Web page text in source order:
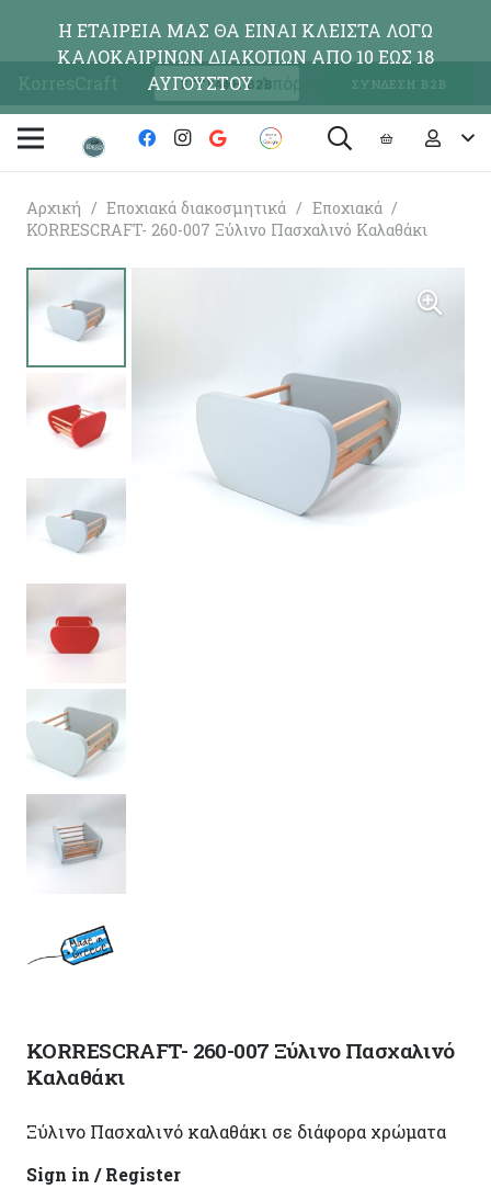
KorresCraft ΕΓΓΡΑΦΗ Β2Β ΣΥΝΔΕΣΗ Β2Β
Αρχική / Εποχιακά διακοσμητικά / Εποχιακά /
KORRESCRAFT- 260-007 Ξύλινο Πασχαλινό Καλαθάκι
KORRESCRAFT- 260-007 Ξύλινο Πασχαλινό
Καλαθάκι
Ξύλινο Πασχαλινό καλαθάκι σε διάφορα χρώματα
Sign in / Register
Η ΕΤΑΙΡΕΙΑ ΜΑΣ ΘΑ ΕΙΝΑΙ ΚΛΕΙΣΤΑ ΛΟΓΩ
ΚΑΛΟΚΑΙΡΙΝΩΝ ΔΙΑΚΟΠΩΝ ΑΠΟ 10 ΕΩΣ 18
ΑΥΓΟΥΣΤΟΥΑπόρριψη